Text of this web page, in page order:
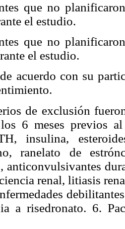
que no
el estudio.
que no
el estudio.
acuerdo con su
de exclusión
6 meses previos
insulina,
ranelato de
anticonvulsivantes
renal, litiasis
a risedronato. 6.